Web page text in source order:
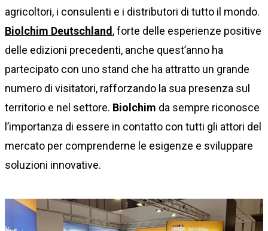
agricoltori, i consulenti e i distributori di tutto il mondo.
Biolchim Deutschland, forte delle esperienze positive
delle edizioni precedenti, anche quest’anno ha
partecipato con uno stand che ha attratto un grande
numero di visitatori, rafforzando la sua presenza sul
territorio e nel settore. Biolchim da sempre riconosce
l’importanza di essere in contatto con tutti gli attori del
mercato per comprenderne le esigenze e sviluppare
soluzioni innovative.